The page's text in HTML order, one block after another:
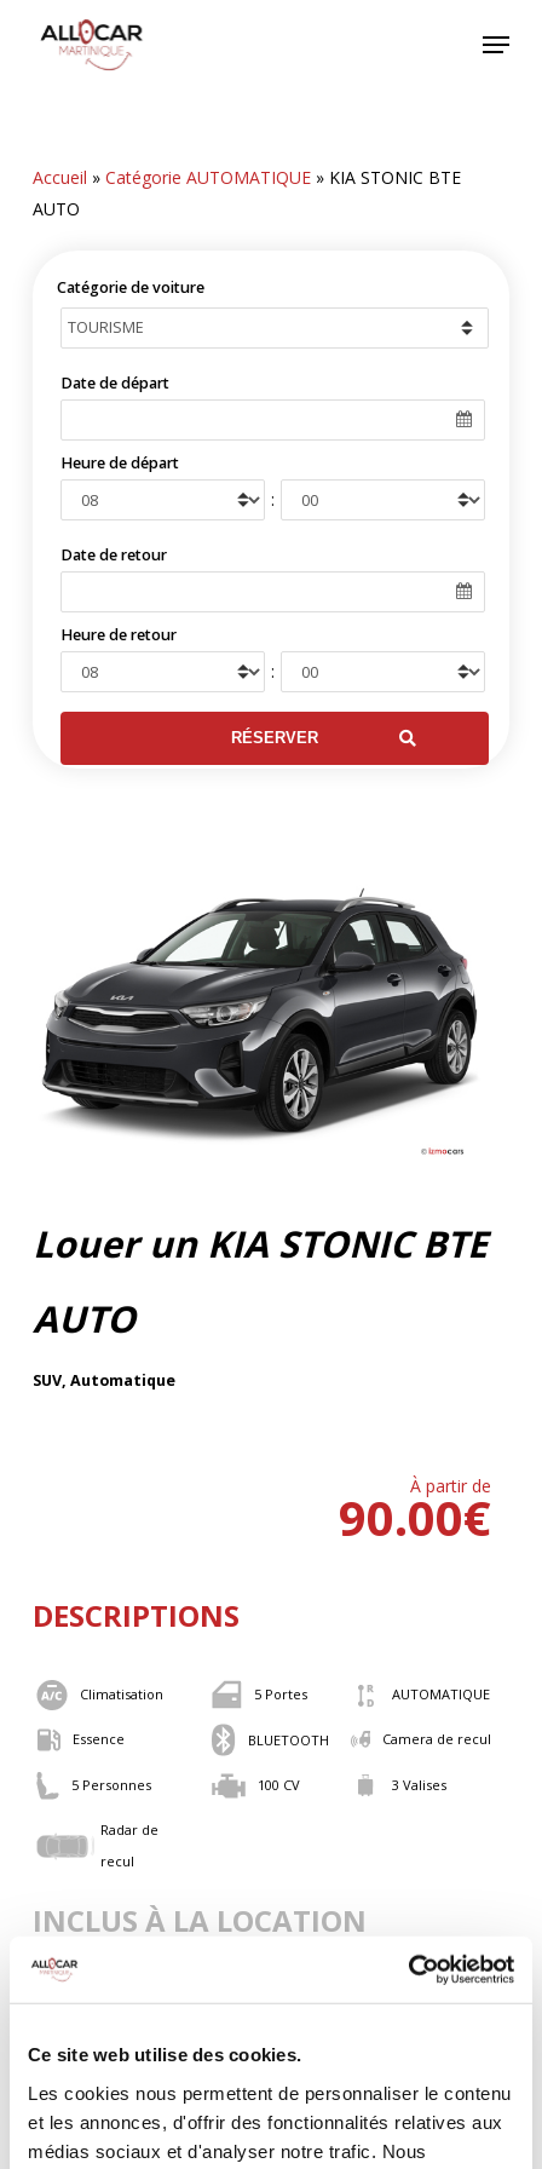
Ce site web utilise des cookies.
Les cookies nous permettent de personnaliser le contenu
et les annonces, d'offrir des fonctionnalités relatives aux
médias sociaux et d'analyser notre trafic. Nous
Menu
Accueil » Catégorie AUTOMATIQUE» KIA STONIC BTE
AUTO
Catégorie de voiture
Date de départ
Heure de départ
:
Date de retour
Heure de retour
:
Louer un KIA STONIC BTE
AUTO
SUV, Automatique
À partir de
€
90.00
DESCRIPTIONS
Climatisation 5 Portes AUTOMATIQUE
Essence BLUETOOTH Camera de recul
5 Personnes 100 CV 3 Valises
Radar de
recul
INCLUS À LA LOCATION
Carburant : plein à rendre plein
CONDITIONS DE LOCATION